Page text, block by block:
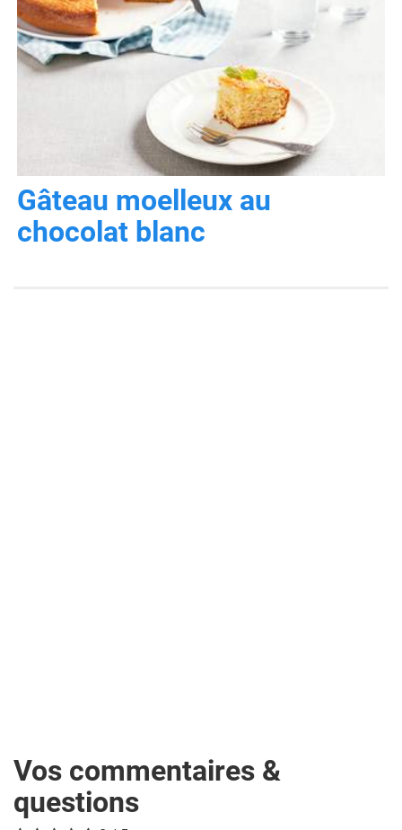
Gâteau moelleux au
chocolat blanc
Vos commentaires &
questions